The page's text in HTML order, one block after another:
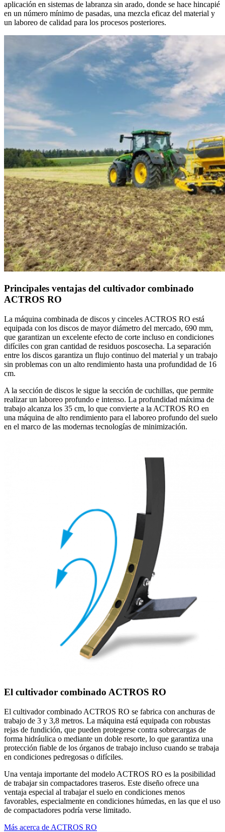
aplicación en sistemas de labranza sin arado, donde se hace hincapié
en un número mínimo de pasadas, una mezcla eficaz del material y
un laboreo de calidad para los procesos posteriores.
Principales ventajas del cultivador combinado
ACTROS RO
La máquina combinada de discos y cinceles ACTROS RO está
equipada con los discos de mayor diámetro del mercado, 690 mm,
que garantizan un excelente efecto de corte incluso en condiciones
difíciles con gran cantidad de residuos poscosecha. La separación
entre los discos garantiza un flujo continuo del material y un trabajo
sin problemas con un alto rendimiento hasta una profundidad de 16
cm.
A la sección de discos le sigue la sección de cuchillas, que permite
realizar un laboreo profundo e intenso. La profundidad máxima de
trabajo alcanza los 35 cm, lo que convierte a la ACTROS RO en
una máquina de alto rendimiento para el laboreo profundo del suelo
en el marco de las modernas tecnologías de minimización.
El cultivador combinado ACTROS RO
El cultivador combinado ACTROS RO se fabrica con anchuras de
trabajo de 3 y 3,8 metros. La máquina está equipada con robustas
rejas de fundición, que pueden protegerse contra sobrecargas de
forma hidráulica o mediante un doble resorte, lo que garantiza una
protección fiable de los órganos de trabajo incluso cuando se trabaja
en condiciones pedregosas o difíciles.
Una ventaja importante del modelo ACTROS RO es la posibilidad
de trabajar sin compactadores traseros. Este diseño ofrece una
ventaja especial al trabajar el suelo en condiciones menos
favorables, especialmente en condiciones húmedas, en las que el uso
de compactadores podría verse limitado.
Más acerca de ACTROS RO